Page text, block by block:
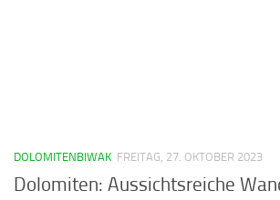
DOLOMITENBIWAK FREITAG, 27. OKTOBER 2023
Dolomiten: Aussichtsreiche